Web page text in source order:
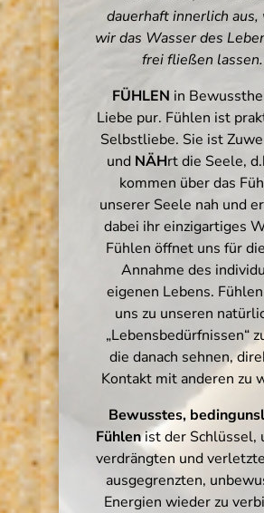
dauerhaft innerlich aus,
wir das Wasser des
frei fließen lassen.
FÜHLEN in
Liebe pur. Fühlen ist
Selbstliebe. Sie ist
und NÄHrt die Seele,
kommen über das
unserer Seele nah und
dabei ihr einzigartiges
Fühlen öffnet uns für
Annahme des
eigenen Lebens.
uns zu unseren
„Lebensbedürfnissen“
die danach sehnen,
Kontakt mit anderen zu
Bewusstes,
Fühlenist der Schlüssel,
verdrängten und
ausgegrenzten,
Energien wieder zu